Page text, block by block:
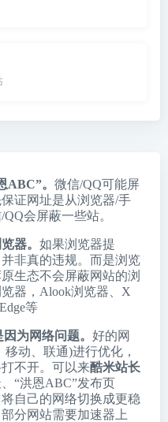
ABC”。 微信/QQ可能屏
证网址是从浏览器/手
会屏蔽一些站。
器。 如果浏览器提
非真的违规。而是浏览
生态不会屏蔽网站的浏
器， Alook浏览器
X
等
为网络问题。 好的网
动、联通)进行优化，
不开。可以来酷米站长
“洪恩ABC”发布页
自己的网络切换成更稳
分网站需要加速器上